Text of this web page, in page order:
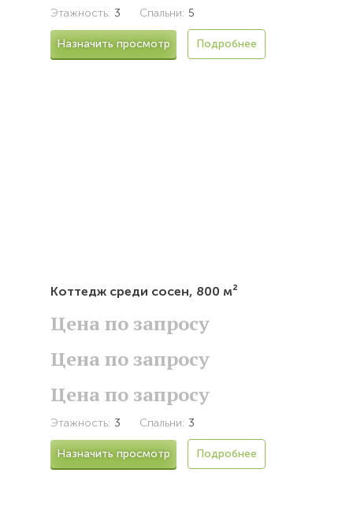
Этажность: 3 Спальни: 5
Назначить просмотр Подробнее
Коттедж среди сосен, 800 м²
Цена по запросу
Цена по запросу
Цена по запросу
Этажность: 3 Спальни: 3
Назначить просмотр Подробнее